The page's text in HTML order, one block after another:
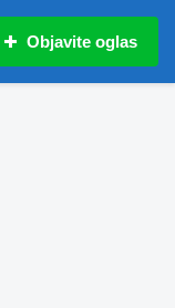
Objavite oglas